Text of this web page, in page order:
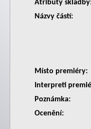
Atributy
Názvy částí:
Místo premiéry:
Interpreti
Poznámka:
Ocenění: